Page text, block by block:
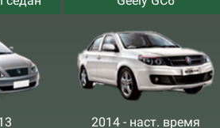
2014 - наст. время